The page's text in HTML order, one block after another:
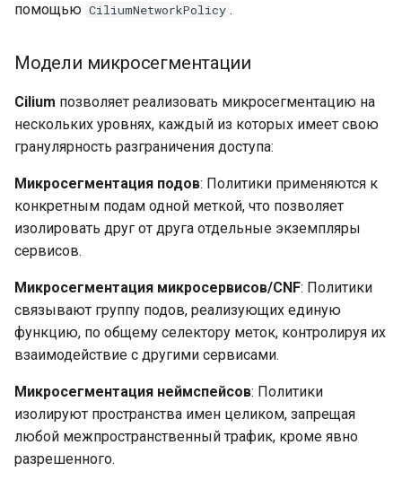
(экспериментальная)
Статус
Необходимые ресурсы
Пример конфигурации
QoSMechanism
QoSPolicy
Совместное
использование
помощью CiliumNetworkPolicy .
Модели микросегментации
Cilium позволяет реализовать микросегментацию на
нескольких уровнях, каждый из которых имеет свою
гранулярность разграничения доступа:
Микросегментация подов: Политики применяются к
конкретным подам одной меткой, что позволяет
изолировать друг от друга отдельные экземпляры
сервисов.
Микросегментация микросервисов/CNF: Политики
связывают группу подов, реализующих единую
функцию, по общему селектору меток, контролируя их
взаимодействие с другими сервисами.
Микросегментация неймспейсов: Политики
изолируют пространства имен целиком, запрещая
любой межпространственный трафик, кроме явно
разрешенного.